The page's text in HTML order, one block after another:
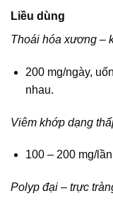
Liều dùng
Thoái hóa xương –
200 mg/ngày,
nhau.
Viêm khớp dạng
100 – 200 mg/
Polyp đại – trực